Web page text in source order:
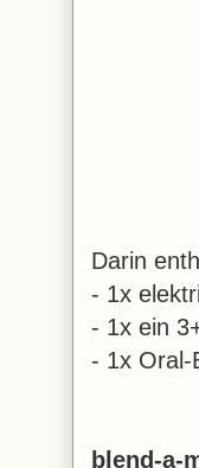
Darin
- 1x
- 1x ein
- 1x Oral-
blend-a-